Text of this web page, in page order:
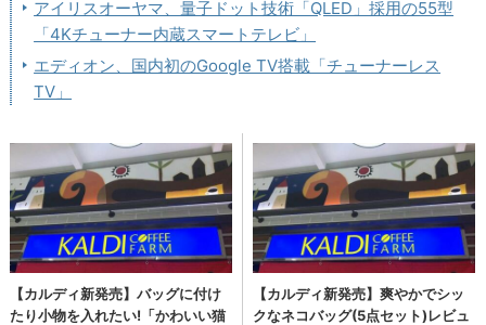
アイリスオーヤマ、量子ドット技術「QLED」採用の55型
「4Kチューナー内蔵スマートテレビ」
エディオン、国内初のGoogle TV搭載「チューナーレス
TV」